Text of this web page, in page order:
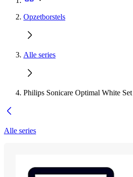
Opzetborstels
Alle series
Philips Sonicare Optimal White
Alle series